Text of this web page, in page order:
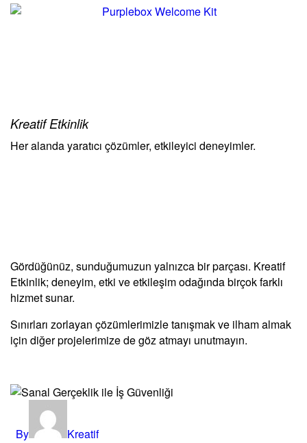
Kreatif Etkinlik
Her alanda yaratıcı çözümler, etkileyici deneyimler.
Gördüğünüz, sunduğumuzun yalnızca bir parçası. Kreatif
Etkinlik; deneyim, etki ve etkileşim odağında birçok farklı
hizmet sunar.
Sınırları zorlayan çözümlerimizle tanışmak ve ilham almak
için diğer projelerimize de göz atmayı unutmayın.
By
Kreatif